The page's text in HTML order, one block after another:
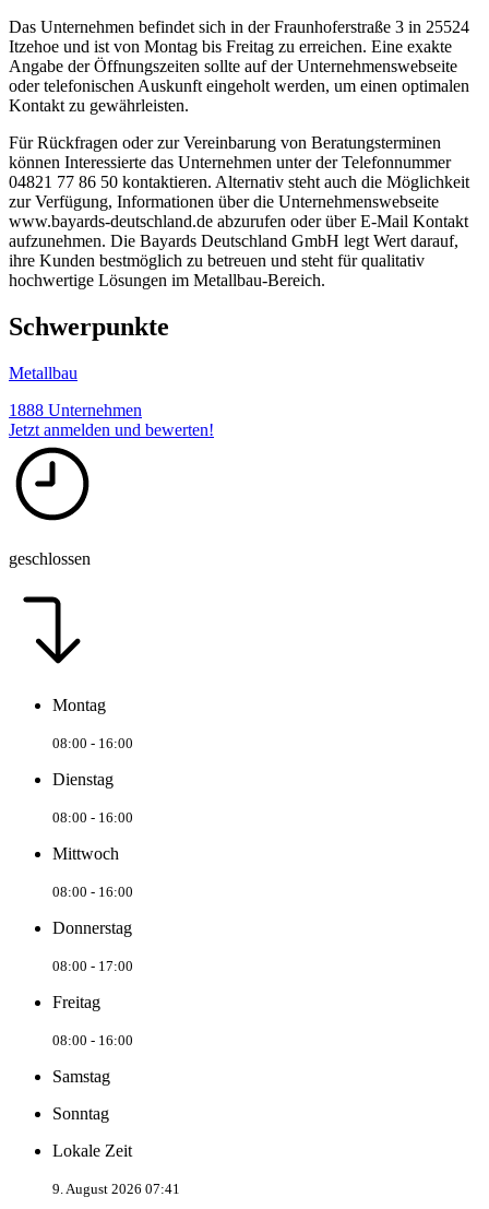
Das Unternehmen befindet sich in der Fraunhoferstraße 3 in 25524
Itzehoe und ist von Montag bis Freitag zu erreichen. Eine exakte
Angabe der Öffnungszeiten sollte auf der Unternehmenswebseite
oder telefonischen Auskunft eingeholt werden, um einen optimalen
Kontakt zu gewährleisten.
Für Rückfragen oder zur Vereinbarung von Beratungsterminen
können Interessierte das Unternehmen unter der Telefonnummer
04821 77 86 50 kontaktieren. Alternativ steht auch die Möglichkeit
zur Verfügung, Informationen über die Unternehmenswebseite
www.bayards-deutschland.de abzurufen oder über E-Mail Kontakt
aufzunehmen. Die Bayards Deutschland GmbH legt Wert darauf,
ihre Kunden bestmöglich zu betreuen und steht für qualitativ
hochwertige Lösungen im Metallbau-Bereich.
Schwerpunkte
Metallbau
1888 Unternehmen
Jetzt anmelden und bewerten!
geschlossen
Montag
08:00 - 16:00
Dienstag
08:00 - 16:00
Mittwoch
08:00 - 16:00
Donnerstag
08:00 - 17:00
Freitag
08:00 - 16:00
Samstag
Sonntag
Lokale Zeit
9. August 2026 07:41